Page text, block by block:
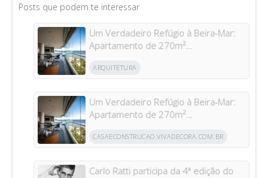
Posts que podem te interessar
Um Verdadeiro Refúgio à Beira-Mar:
Apartamento de 270m²
Riviera
ARQUITETURA
Um Verdadeiro Refúgio à Beira-Mar:
Apartamento de 270m²
Riviera
CASAECONSTRUCAO.VIVADECORA.COM.BR
Carlo Ratti participa da 4ª edição do